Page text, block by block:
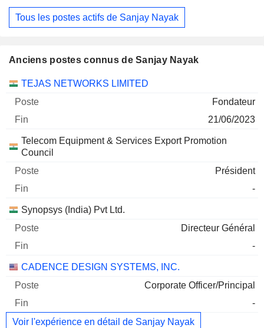
Tous les postes actifs de Sanjay Nayak
Anciens postes connus de Sanjay Nayak
Sociétés Poste Fin
TEJAS NETWORKS LIMITED
Fondateur
21/06/2023
Telecom Equipment & Services Export Promotion
Council
Président
-
Synopsys (India) Pvt Ltd.
Directeur Général
-
CADENCE DESIGN SYSTEMS, INC.
Corporate Officer/Principal
-
Voir l'expérience en détail de Sanjay Nayak